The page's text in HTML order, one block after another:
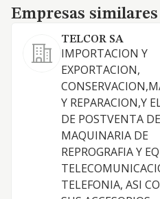
Empresas similares
Empresas similares
TELCOR SA
IMPORTACION Y
EXPORTACION,
Y REPARACION,Y
DE POSTVENTA DE
MAQUINARIA DE
REPROGRAFIA Y
TELEFONIA, ASI